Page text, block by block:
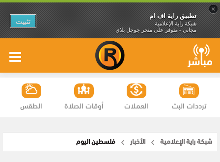
×
تطبيق راية اف ام
شبكة راية الإعلامية
مجاني - متوفر على متجر جوجل بلاي
تثبيت
الطقس أوقات الصلاة العملات ترددات البث
شبكة راية الإعلامية الأخبار فلسطين اليوم